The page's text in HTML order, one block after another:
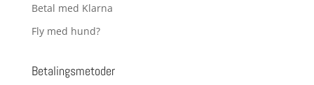
Betal med Klarna
Fly med hund?
Betalingsmetoder